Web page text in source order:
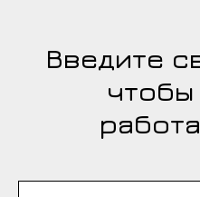
Введите
чтобы